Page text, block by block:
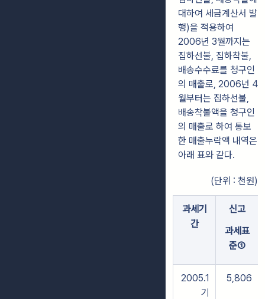
대하여 세금계산서 발
행)을 적용하여
2006년 3월까지는
집하선불, 집하착불,
배송수수료를 청구인
의 매출로, 2006년 4
월부터는 집하선불,
배송착불액을 청구인
의 매출로 하여 통보
한 매출누락액 내역은
아래 표와 같다.
(단위 : 천원)
과세기
간
신고
과세표
준①
2005.1
기
5,806